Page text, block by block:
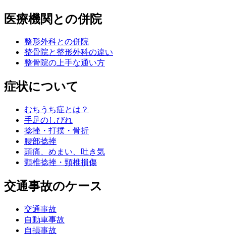
医療機関との併院
整形外科との併院
整骨院と整形外科の違い
整骨院の上手な通い方
症状について
むちうち症とは？
手足のしびれ
捻挫・打撲・骨折
腰部捻挫
頭痛、めまい、吐き気
頸椎捻挫・頸椎損傷
交通事故のケース
交通事故
自動車事故
自損事故